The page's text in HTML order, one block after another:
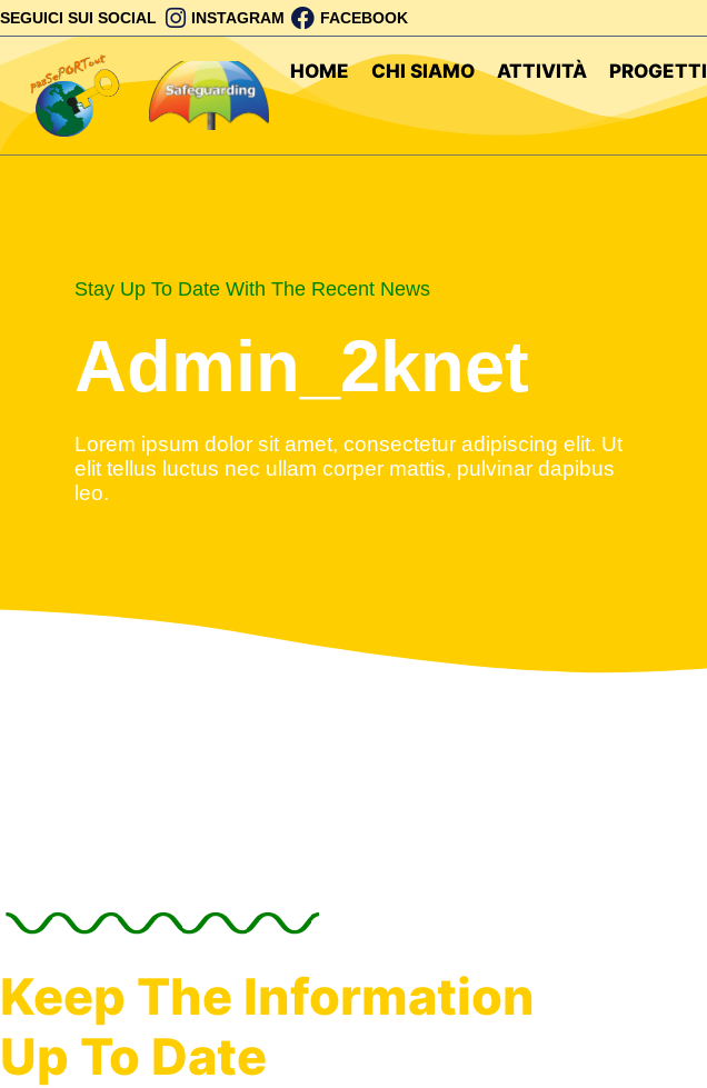
SEGUICI SUI SOCIAL INSTAGRAM FACEBOOK
HOME CHI SIAMO ATTIVITÀ PROGETTI
Stay Up To Date With The Recent News
Admin_2knet
Lorem ipsum dolor sit amet, consectetur adipiscing elit. Ut
elit tellus luctus nec ullam corper mattis, pulvinar dapibus
leo.
Keep The Information
Up To Date